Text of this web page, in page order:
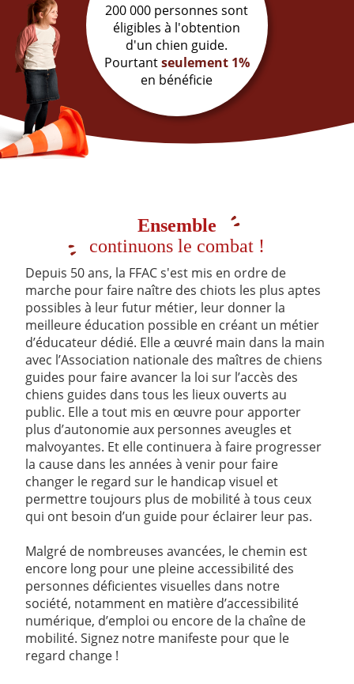
200 000 personnes sont
éligibles à l'obtention
d'un chien guide.
Pourtantseulement 1%
en bénéficie
Ensemble
continuons le combat !
Depuis 50 ans, la FFAC s'est mis en ordre de
marche pour faire naître des chiots les plus aptes
possibles à leur futur métier, leur donner la
meilleure éducation possible en créant un métier
d’éducateur dédié. Elle a œuvré main dans la main
avec l’Association nationale des maîtres de chiens
guides pour faire avancer la loi sur l’accès des
chiens guides dans tous les lieux ouverts au
public. Elle a tout mis en œuvre pour apporter
plus d’autonomie aux personnes aveugles et
malvoyantes. Et elle continuera à faire progresser
la cause dans les années à venir pour faire
changer le regard sur le handicap visuel et
permettre toujours plus de mobilité à tous ceux
qui ont besoin d’un guide pour éclairer leur pas.
Malgré de nombreuses avancées, le chemin est
encore long pour une pleine accessibilité des
personnes déficientes visuelles dans notre
société, notamment en matière d’accessibilité
numérique, d’emploi ou encore de la chaîne de
mobilité. Signez notre manifeste pour que le
regard change !